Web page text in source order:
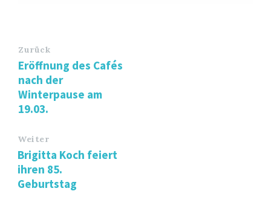
Zurück
Eröffnung des Cafés
nach der
Winterpause am
19.03.
Weiter
Brigitta Koch feiert
ihren 85.
Geburtstag